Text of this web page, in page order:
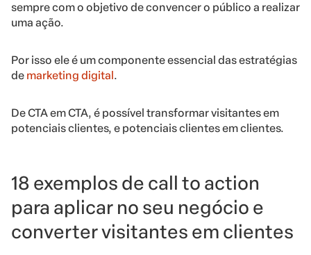
sempre com o objetivo de convencer o público a realizar
uma ação.
Por isso ele é um componente essencial das estratégias
de marketing digital .
De CTA em CTA, é possível transformar visitantes em
potenciais clientes, e potenciais clientes em clientes.
18 exemplos de call to action
para aplicar no seu negócio e
converter visitantes em clientes